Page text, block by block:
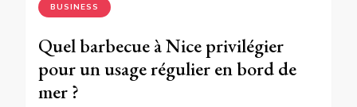
BUSINESS
Quel barbecue à Nice privilégier
pour un usage régulier en bord de
mer ?